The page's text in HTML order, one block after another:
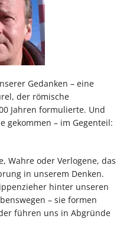
Gedanken – eine
der römische
Jahren formulierte. Und
gekommen – im Gegenteil:
Wahre oder Verlogene, das
in unserem Denken.
hinter unseren
– sie formen
führen uns in Abgründe